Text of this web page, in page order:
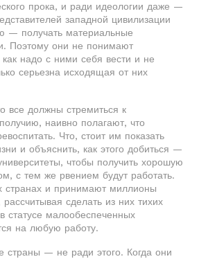
прока, и ради идеологии даже —
западной цивилизации
— получать материальные
Поэтому они не понимают
надо с ними себя вести и не
серьезна исходящая от них
все должны стремиться к
наивно полагают, что
Что, стоит им показать
и объяснить, как этого добиться —
чтобы получить хорошую
с тем же рвением будут работать.
странах и принимают миллионы
сделать из них тихих
статусе малообеспеченных
на любую работу.
страны — не ради этого. Когда они